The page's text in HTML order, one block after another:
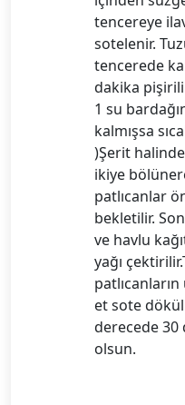
tencereye
sotelenir.
tencerede
dakika
1 su
kalmışsa
)Şerit
ikiye
patlıcanlar
bekletilir.
ve havlu
yağı
et sote
derecede 30
olsun.